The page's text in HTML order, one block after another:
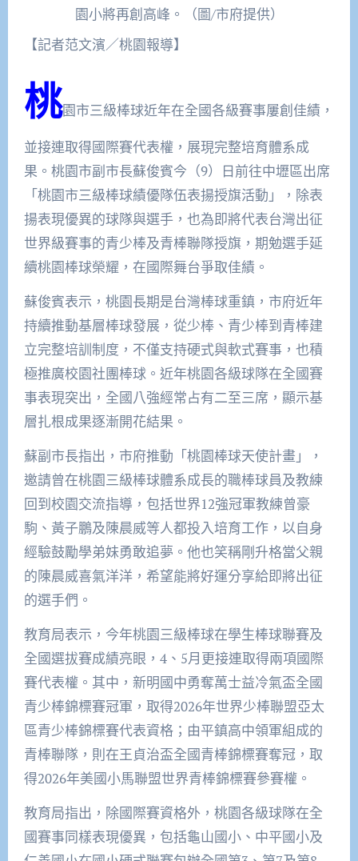
園小將再創高峰。（圖/市府提供）
【記者范文濱／桃園報導】
桃園市三級棒球近年在全國各級賽事屢創佳績，
並接連取得國際賽代表權，展現完整培育體系成
果。桃園市副市長蘇俊賓今（9）日前往中壢區出席
「桃園市三級棒球績優隊伍表揚授旗活動」，除表
揚表現優異的球隊與選手，也為即將代表台灣出征
世界級賽事的青少棒及青棒聯隊授旗，期勉選手延
續桃園棒球榮耀，在國際舞台爭取佳績。
蘇俊賓表示，桃園長期是台灣棒球重鎮，市府近年
持續推動基層棒球發展，從少棒、青少棒到青棒建
立完整培訓制度，不僅支持硬式與軟式賽事，也積
極推廣校園社團棒球。近年桃園各級球隊在全國賽
事表現突出，全國八強經常占有二至三席，顯示基
層扎根成果逐漸開花結果。
蘇副市長指出，市府推動「桃園棒球天使計畫」，
邀請曾在桃園三級棒球體系成長的職棒球員及教練
回到校園交流指導，包括世界12強冠軍教練曾豪
駒、黃子鵬及陳晨威等人都投入培育工作，以自身
經驗鼓勵學弟妹勇敢追夢。他也笑稱剛升格當父親
的陳晨威喜氣洋洋，希望能將好運分享給即將出征
的選手們。
教育局表示，今年桃園三級棒球在學生棒球聯賽及
全國選拔賽成績亮眼，4、5月更接連取得兩項國際
賽代表權。其中，新明國中勇奪萬士益冷氣盃全國
青少棒錦標賽冠軍，取得2026年世界少棒聯盟亞太
區青少棒錦標賽代表資格；由平鎮高中領軍組成的
青棒聯隊，則在王貞治盃全國青棒錦標賽奪冠，取
得2026年美國小馬聯盟世界青棒錦標賽參賽權。
教育局指出，除國際賽資格外，桃園各級球隊在全
國賽事同樣表現優異，包括龜山國小、中平國小及